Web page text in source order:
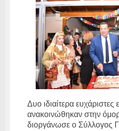
Δυο ιδιαίτερα ευχάριστες
ανακοινώθηκαν στην
διοργάνωσε ο Σύλλογος